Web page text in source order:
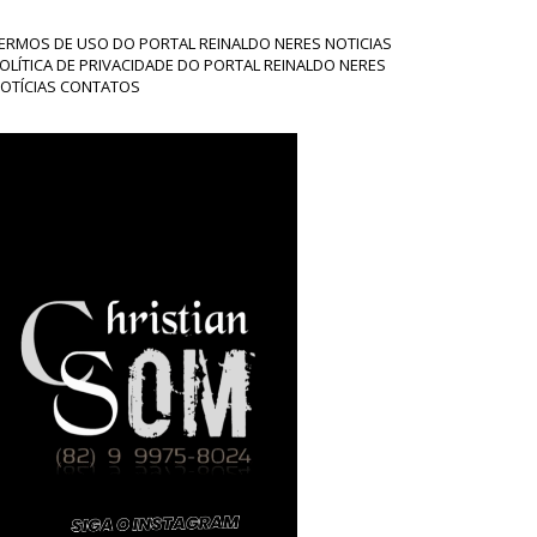
DE USO DO PORTAL REINALDO NERES NOTICIAS
DE PRIVACIDADE DO PORTAL REINALDO NERES
CONTATOS